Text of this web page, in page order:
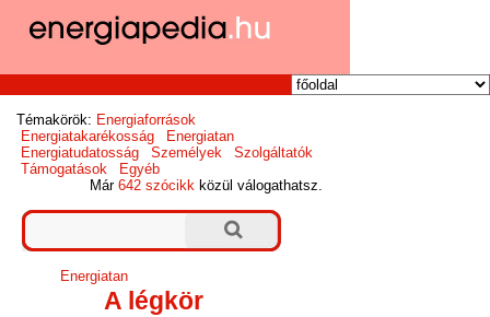
Témakörök: Energiaforrások
Energiatakarékosság
Energiatan
Energiatudatosság
Személyek
Szolgáltatók
Támogatások
Egyéb
Már642 szócikk közül válogathatsz.
Energiatan
A légkör